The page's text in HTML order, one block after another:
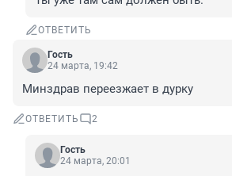
ОТВЕТИТЬ
Гость
24 марта, 19:42
Минздрав переезжает в дурку
ОТВЕТИТЬ 2
Гость
24 марта, 20:01